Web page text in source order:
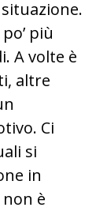
più
A volte è
altre
Ci
si
in
è